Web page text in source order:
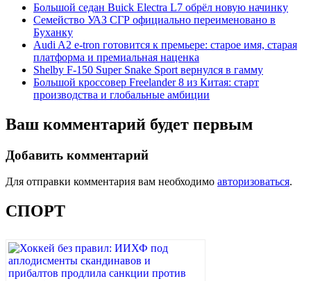
Большой седан Buick Electra L7 обрёл новую начинку
Семейство УАЗ СГР официально переименовано в
Буханку
Audi A2 e-tron готовится к премьере: старое имя, старая
платформа и премиальная наценка
Shelby F-150 Super Snake Sport вернулся в гамму
Большой кроссовер Freelander 8 из Китая: старт
производства и глобальные амбиции
Ваш комментарий будет первым
Добавить комментарий
Для отправки комментария вам необходимо авторизоваться.
СПОРТ